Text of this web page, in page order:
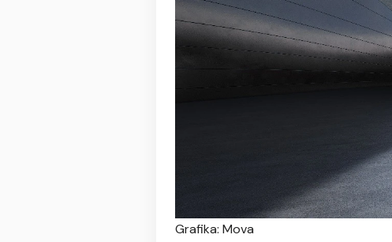
Grafika: Mova